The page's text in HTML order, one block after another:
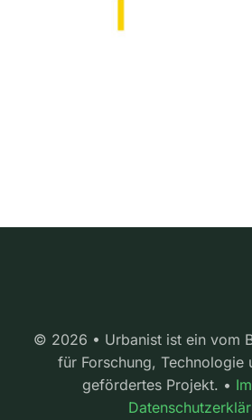
© 2026 • Urbanist ist ein vom
für Forschung, Technologie
gefördertes Projekt. •